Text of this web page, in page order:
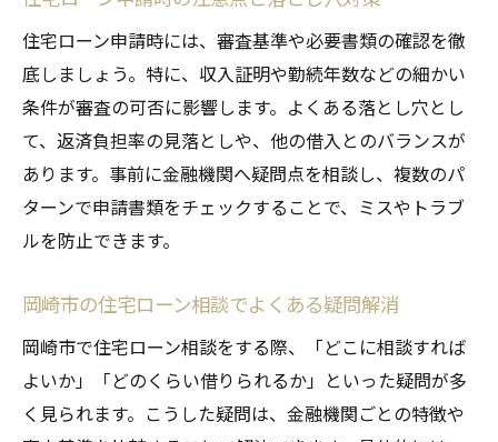
住宅ローン申請時には、審査基準や必要書類の確認を徹
底しましょう。特に、収入証明や勤続年数などの細かい
条件が審査の可否に影響します。よくある落とし穴とし
て、返済負担率の見落としや、他の借入とのバランスが
あります。事前に金融機関へ疑問点を相談し、複数のパ
ターンで申請書類をチェックすることで、ミスやトラブ
ルを防止できます。
岡崎市の住宅ローン相談でよくある疑問解消
岡崎市で住宅ローン相談をする際、「どこに相談すれば
よいか」「どのくらい借りられるか」といった疑問が多
く見られます。こうした疑問は、金融機関ごとの特徴や